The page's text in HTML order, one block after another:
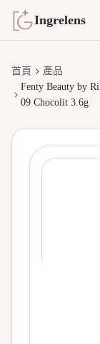
Ingrelens
首頁
產品
Fenty Beauty by
09 Chocolit 3.6g